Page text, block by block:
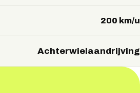
200 km/u
Achterwielaandrijving